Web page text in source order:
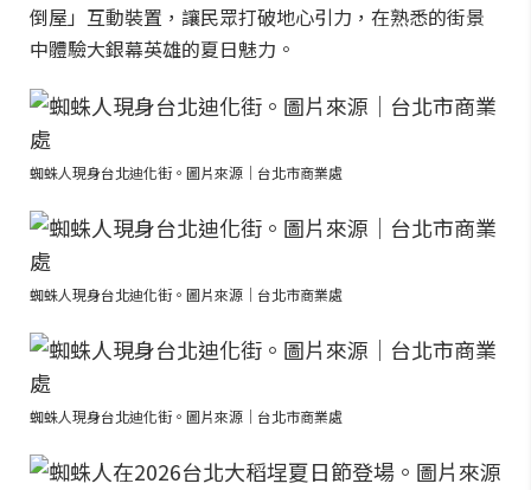
倒屋」互動裝置，讓民眾打破地心引力，在熟悉的街景
中體驗大銀幕英雄的夏日魅力。
蜘蛛人現身台北迪化街。圖片來源｜台北市商業處
蜘蛛人現身台北迪化街。圖片來源｜台北市商業處
蜘蛛人現身台北迪化街。圖片來源｜台北市商業處